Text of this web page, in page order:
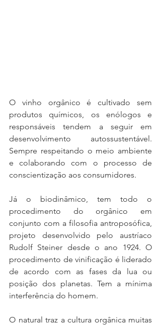
O vinho orgânico é cultivado sem
produtos químicos, os enólogos e
responsáveis tendem a seguir em
desenvolvimento autossustentável.
Sempre respeitando o meio ambiente
e colaborando com o processo de
conscientização aos consumidores.
Já o biodinâmico, tem todo o
procedimento do orgânico em
conjunto com a filosofia antroposófica,
projeto desenvolvido pelo austríaco
Rudolf Steiner desde o ano 1924. O
procedimento de vinificação é liderado
de acordo com as fases da lua ou
posição dos planetas. Tem a mínima
interferência do homem.
O natural traz a cultura orgânica muitas